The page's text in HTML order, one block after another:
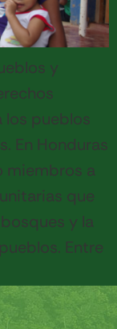
y
pueblos
En Honduras
miembros a
que
y la
Entre